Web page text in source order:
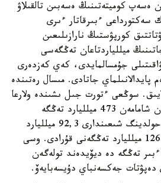
كوميتەتىنىڭ ەسەبىن تالقىلاۋ
سەكتورداعى ءبىرقاتار ءىرى
كورپۋستىڭ نارازىلىعىن
ميللياردتاعان تەڭگەسى
ۋاقىتىلى جۇمسالمايدى، كەي كەزدەرى
پايدالانىلماي جاتادى. مىسال رەتىندە
سوڭعى ءتورت جىل ىشىندە ولارعا
رەسپۋبليكالىق بيۋدجەتتەن شامامەن 473 ميلليارد تەڭگە
بولىنگەن. 2016 -جىلى حولدينگ شىعىندارى 92,3 ميلليارد
تەڭگەنى، 2018 -جىلى 126 ميلليارد تەڭگەنى قۇرادى. وسى
ءبىر تەڭگە دە ديۆيدەند تولەگەن
جەكسەنباي دۇيسەبايەۆ.